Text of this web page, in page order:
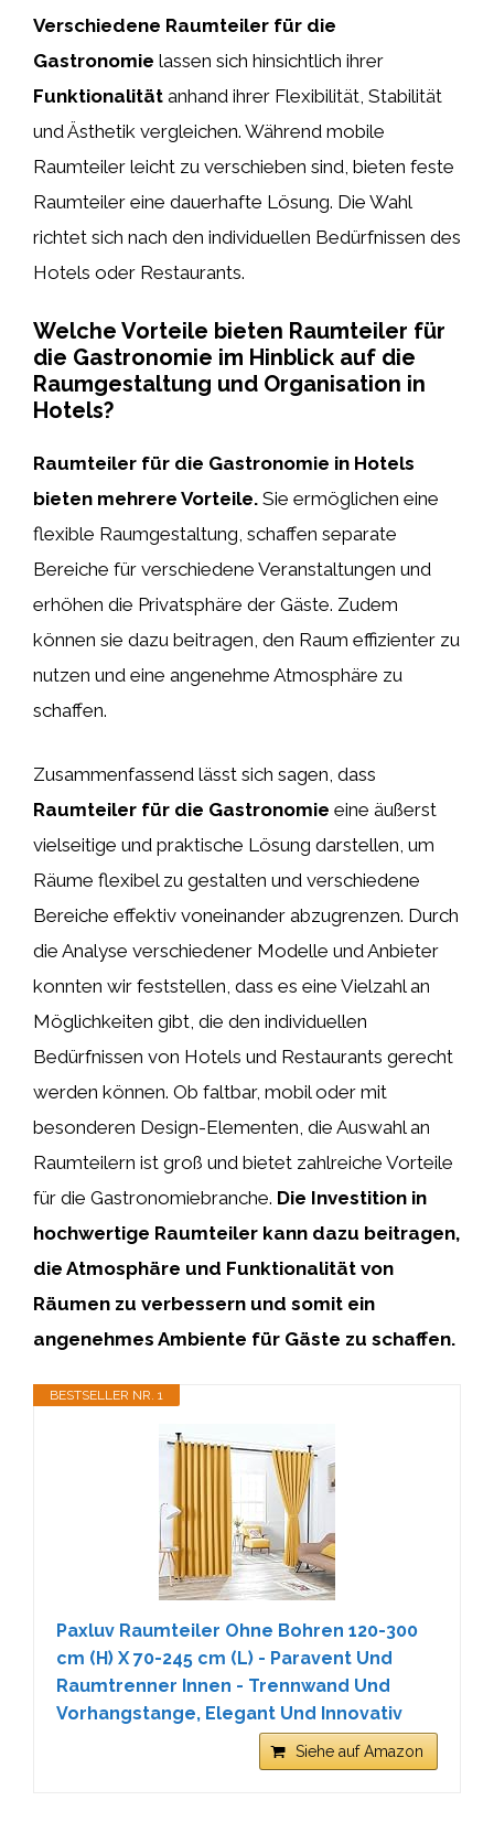
Verschiedene Raumteiler für die
Gastronomie lassen sich hinsichtlich ihrer
Funktionalität anhand ihrer Flexibilität, Stabilität
und Ästhetik vergleichen. Während mobile
Raumteiler leicht zu verschieben sind, bieten feste
Raumteiler eine dauerhafte Lösung. Die Wahl
richtet sich nach den individuellen Bedürfnissen des
Hotels oder Restaurants.
Welche Vorteile bieten Raumteiler für
die Gastronomie im Hinblick auf die
Raumgestaltung und Organisation in
Hotels?
Raumteiler für die Gastronomie in Hotels
bieten mehrere Vorteile. Sie ermöglichen eine
flexible Raumgestaltung, schaffen separate
Bereiche für verschiedene Veranstaltungen und
erhöhen die Privatsphäre der Gäste. Zudem
können sie dazu beitragen, den Raum effizienter zu
nutzen und eine angenehme Atmosphäre zu
schaffen.
Zusammenfassend lässt sich sagen, dass
Raumteiler für die Gastronomie eine äußerst
vielseitige und praktische Lösung darstellen, um
Räume flexibel zu gestalten und verschiedene
Bereiche effektiv voneinander abzugrenzen. Durch
die Analyse verschiedener Modelle und Anbieter
konnten wir feststellen, dass es eine Vielzahl an
Möglichkeiten gibt, die den individuellen
Bedürfnissen von Hotels und Restaurants gerecht
werden können. Ob faltbar, mobil oder mit
besonderen Design-Elementen, die Auswahl an
Raumteilern ist groß und bietet zahlreiche Vorteile
für die Gastronomiebranche. Die Investition in
hochwertige Raumteiler kann dazu beitragen,
die Atmosphäre und Funktionalität von
Räumen zu verbessern und somit ein
angenehmes Ambiente für Gäste zu schaffen.
BESTSELLER NR. 1
Paxluv Raumteiler Ohne Bohren 120-300
cm (H) X 70-245 cm (L) - Paravent Und
Raumtrenner Innen - Trennwand Und
Vorhangstange, Elegant Und Innovativ
Siehe auf Amazon